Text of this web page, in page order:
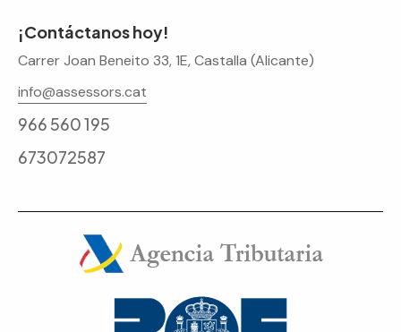
¡Contáctanos hoy!
Carrer Joan Beneito 33, 1E, Castalla (Alicante)
info@assessors.cat
966 560 195
673072587